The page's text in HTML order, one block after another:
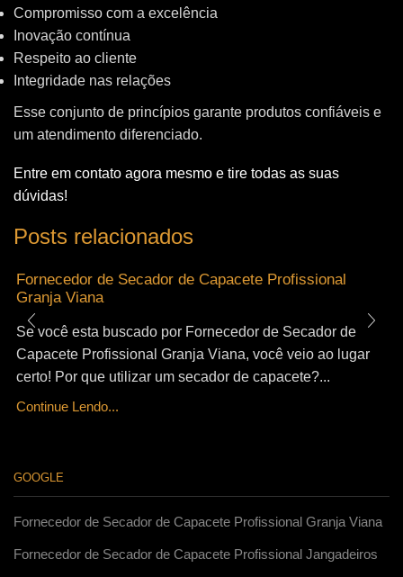
Compromisso com a excelência
Inovação contínua
Respeito ao cliente
Integridade nas relações
Esse conjunto de princípios garante produtos confiáveis e
um atendimento diferenciado.
Entre em contato agora mesmo e tire todas as suas
dúvidas!
Posts relacionados
Fornecedor de Secador de Capacete Profissional
Granja Viana
Se você esta buscado por Fornecedor de Secador de
Capacete Profissional Granja Viana, você veio ao lugar
certo! Por que utilizar um secador de capacete?...
Continue Lendo...
GOOGLE
Fornecedor de Secador de Capacete Profissional Granja Viana
Fornecedor de Secador de Capacete Profissional Jangadeiros